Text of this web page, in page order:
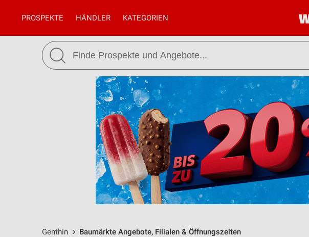
PROSPEKTE HÄNDLER KATEGORIEN
Genthin Baumärkte Angebote, Filialen & Öffnungszeiten